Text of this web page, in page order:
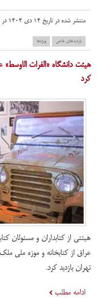
منتشر شده در تاریخ ۱۴ دی ۱۴۰۴ در
بازدید‌های خاص ویژه‌ها
هیئت دانشگاه «الفرات ‌الاوسط»
کرد
هیئتی از کتابداران و مسئولان
عراق از کتابخانه و موزه ملی
تهران بازدید کرد.‌
ادامه مطلب